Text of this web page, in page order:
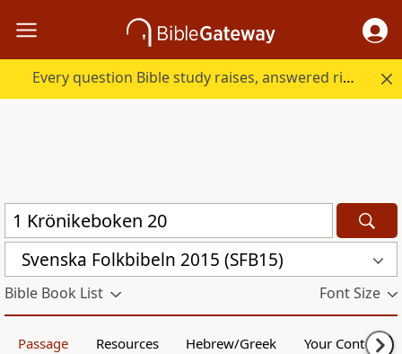
Every question Bible study raises, answered right here.
Svenska Folkbibeln 2015 (SFB15)
Bible Book List Font Size
Passage Resources Hebrew/Greek Your Content